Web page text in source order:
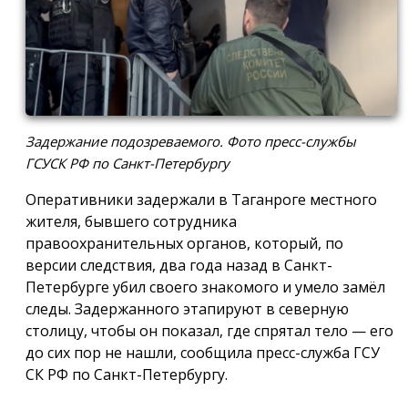
Задержание подозреваемого. Фото пресс-службы
ГСУСК РФ по Санкт-Петербургу
Оперативники задержали в Таганроге местного
жителя, бывшего сотрудника
правоохранительных органов, который, по
версии следствия, два года назад в Санкт-
Петербурге убил своего знакомого и умело замёл
следы. Задержанного этапируют в северную
столицу, чтобы он показал, где спрятал тело — его
до сих пор не нашли, сообщила пресс-служба ГСУ
СК РФ по Санкт-Петербургу.